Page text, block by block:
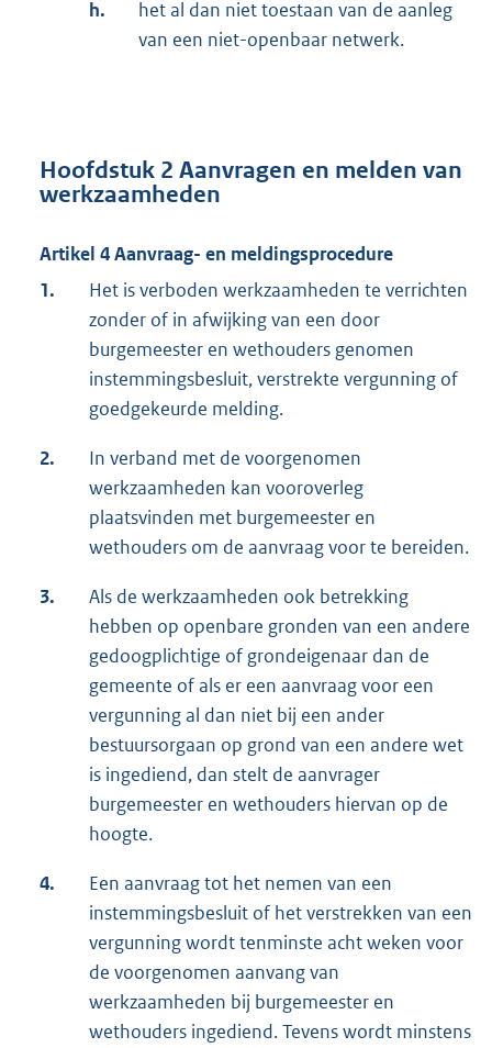
h.
het al dan niet toestaan van de aanleg
van een niet-openbaar netwerk.
Hoofdstuk 2 Aanvragen en melden van
werkzaamheden
Artikel 4 Aanvraag- en meldingsprocedure
1.
Het is verboden werkzaamheden te verrichten
zonder of in afwijking van een door
burgemeester en wethouders genomen
instemmingsbesluit, verstrekte vergunning of
goedgekeurde melding.
2.
In verband met de voorgenomen
werkzaamheden kan vooroverleg
plaatsvinden met burgemeester en
wethouders om de aanvraag voor te bereiden.
3.
Als de werkzaamheden ook betrekking
hebben op openbare gronden van een andere
gedoogplichtige of grondeigenaar dan de
gemeente of als er een aanvraag voor een
vergunning al dan niet bij een ander
bestuursorgaan op grond van een andere wet
is ingediend, dan stelt de aanvrager
burgemeester en wethouders hiervan op de
hoogte.
4.
Een aanvraag tot het nemen van een
instemmingsbesluit of het verstrekken van een
vergunning wordt tenminste acht weken voor
de voorgenomen aanvang van
werkzaamheden bij burgemeester en
wethouders ingediend. Tevens wordt minstens